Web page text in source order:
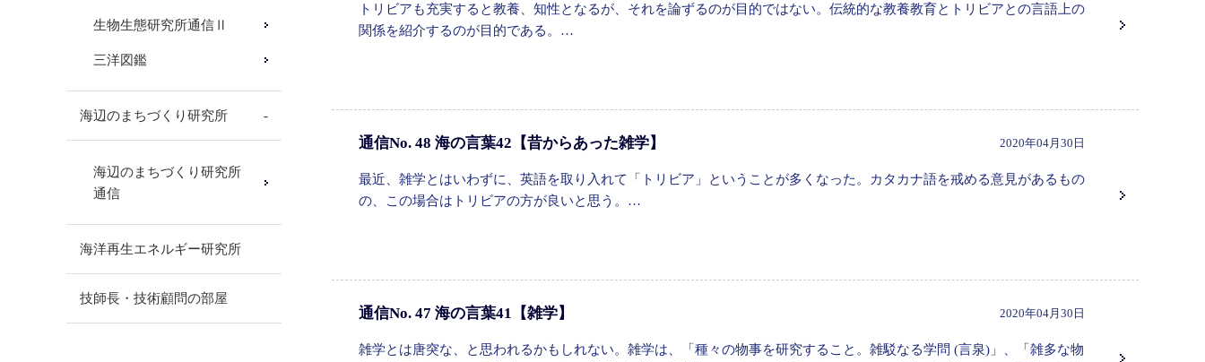
トリビアも充実すると教養、知性となるが、それを論ずるのが目的ではない。伝統的な教養教育とトリビアとの言語上の
関係を紹介するのが目的である。…
通信No. 48 海の言葉42【昔からあった雑学】 2020年04月30日
最近、雑学とはいわずに、英語を取り入れて「トリビア」ということが多くなった。カタカナ語を戒める意見があるもの
の、この場合はトリビアの方が良いと思う。…
通信No. 47 海の言葉41【雑学】 2020年04月30日
雑学とは唐突な、と思われるかもしれない。雑学は、「種々の物事を研究すること。雑駁なる学問 (言泉)」、「雑多な物
生物生態研究所通信Ⅱ
三洋図鑑
海辺のまちづくり研究所
海辺のまちづくり研究所
通信
海洋再生エネルギー研究所
技師長・技術顧問の部屋